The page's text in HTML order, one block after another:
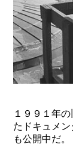
１９９１年
たドキュメン
も公開中だ。